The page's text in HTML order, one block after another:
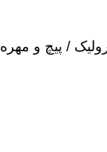
/ پیچ و مهره